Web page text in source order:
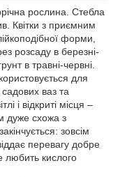
рослина. Стебла
Квітки з приємним
форми,
розсаду в березні-
в травні-червні.
для
ваз та
і відкриті місця –
дуже схожа з
зовсім
перевагу добре
любить кислого